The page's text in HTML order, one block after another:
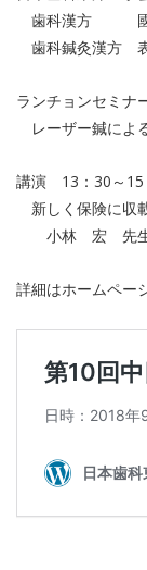
歯科漢方 國
歯科鍼灸漢方
ランチョンセミ
レーザー鍼によ
講演 13：30～15
新しく保険に収
小林 宏 先生（
詳細はホームペー